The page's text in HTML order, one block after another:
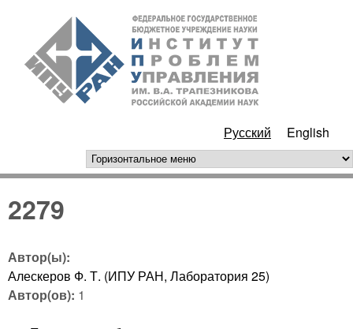
Перейти к основному
содержанию
РАН
Русский English
горизонтальное меню
2279
Автор(ы):
Алескеров Ф. Т. (ИПУ РАН, Лаборатория 25)
Автор(ов): 1